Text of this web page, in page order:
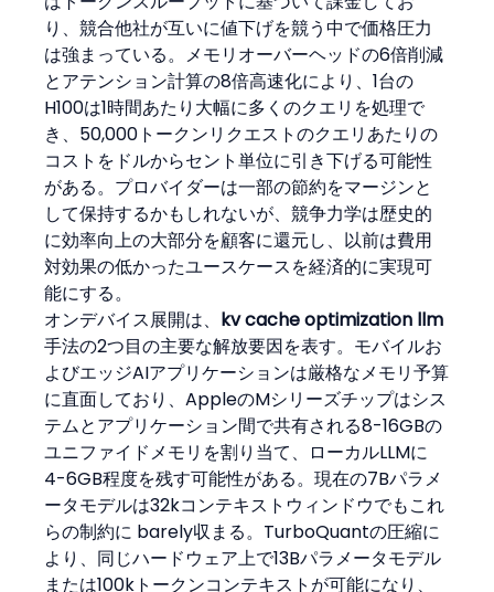
り、競合他社が互いに値下げを競う中で価格圧力
は強まっている。メモリオーバーヘッドの6倍削減
とアテンション計算の8倍高速化により、1台の
H100は1時間あたり大幅に多くのクエリを処理で
き、50,000トークンリクエストのクエリあたりの
コストをドルからセント単位に引き下げる可能性
がある。プロバイダーは一部の節約をマージンと
して保持するかもしれないが、競争力学は歴史的
に効率向上の大部分を顧客に還元し、以前は費用
対効果の低かったユースケースを経済的に実現可
能にする。
オンデバイス展開は、 kv cache optimization llm
手法の2つ目の主要な解放要因を表す。モバイルお
よびエッジAIアプリケーションは厳格なメモリ予算
に直面しており、AppleのMシリーズチップはシス
テムとアプリケーション間で共有される8-16GBの
ユニファイドメモリを割り当て、ローカルLLMに
4-6GB程度を残す可能性がある。現在の7Bパラメ
ータモデルは32kコンテキストウィンドウでもこれ
らの制約に barely収まる。TurboQuantの圧縮に
より、同じハードウェア上で13Bパラメータモデル
または100kトークンコンテキストが可能になり、